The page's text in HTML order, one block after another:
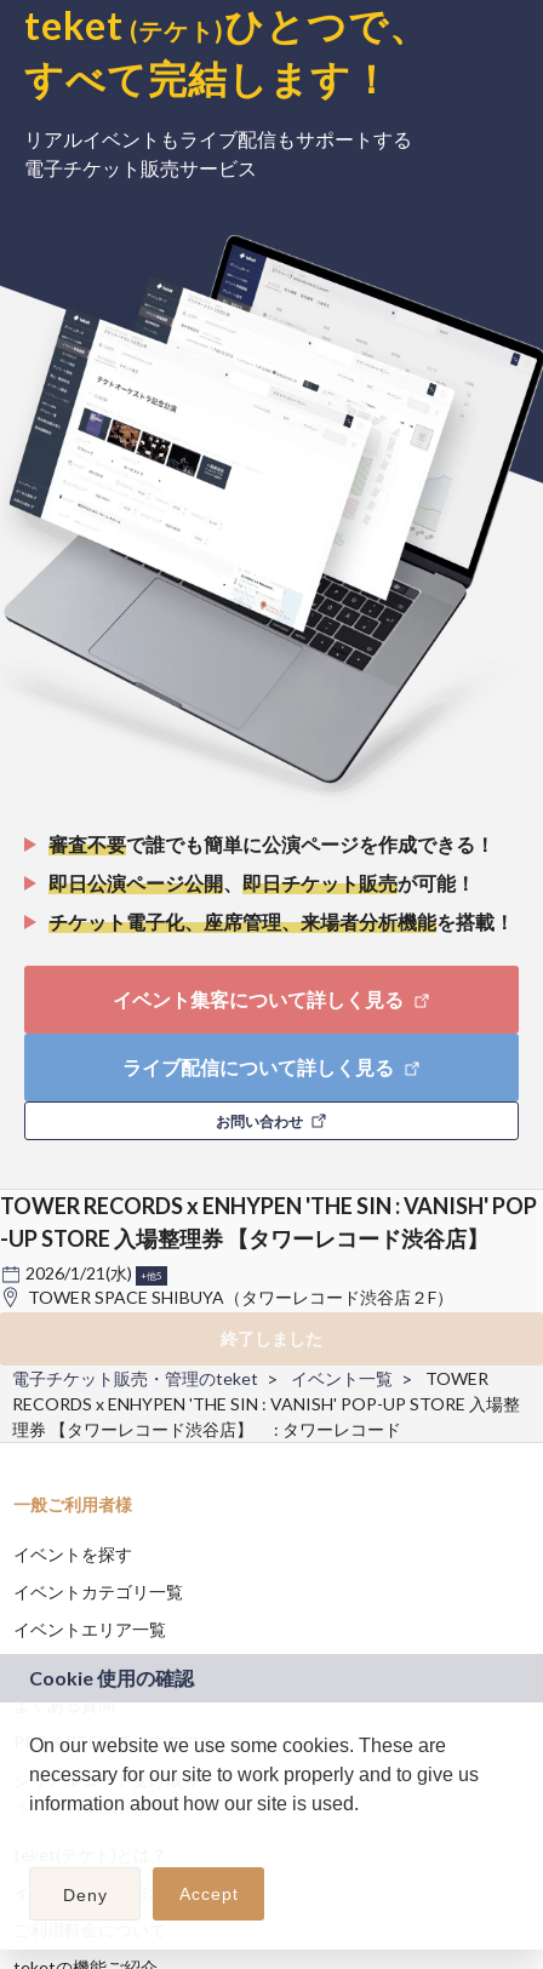
teket (テケト)ひとつで、
すべて完結 します ！
リアルイベントもライブ配信もサポートする
電子チケット販売サービス
審査不要で誰でも簡単に公演ページを作成できる！
即日公演ページ公開
即日チケット販売が可能！
チケット電子化、座席管理、来場者分析機能を搭載！
イベント集客について詳しく見る
ライブ配信について詳しく見る
お問い合わせ
TOWER RECORDS x ENHYPEN 'THE SIN : VANISH' POP
-UP STORE 入場整理券 【タワーレコード渋谷店】
2026/1/21(水) +他5
TOWER SPACE SHIBUYA（タワーレコード渋谷店２F）
終了しました
電子チケット販売・管理のteket
イベント一覧
TOWER
RECORDS x ENHYPEN 'THE SIN : VANISH' POP-UP STORE 入場整
理券 【タワーレコード渋谷店】 : タワーレコード
一般ご利用者様
イベントを探す
イベントカテゴリ一覧
イベントエリア一覧
よくある質問
PRO ARTEKET（プロアルテケト）
シリアルコード受け取り
イベント主催者様へ
イベント作成の方法
On our website we use some cookies. These are
necessary for our site to work properly and to give us
information about how our site is used.
Deny Accept